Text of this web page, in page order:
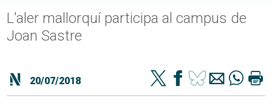
L'aler mallorquí participa al campus de
Joan Sastre
20/07/2018